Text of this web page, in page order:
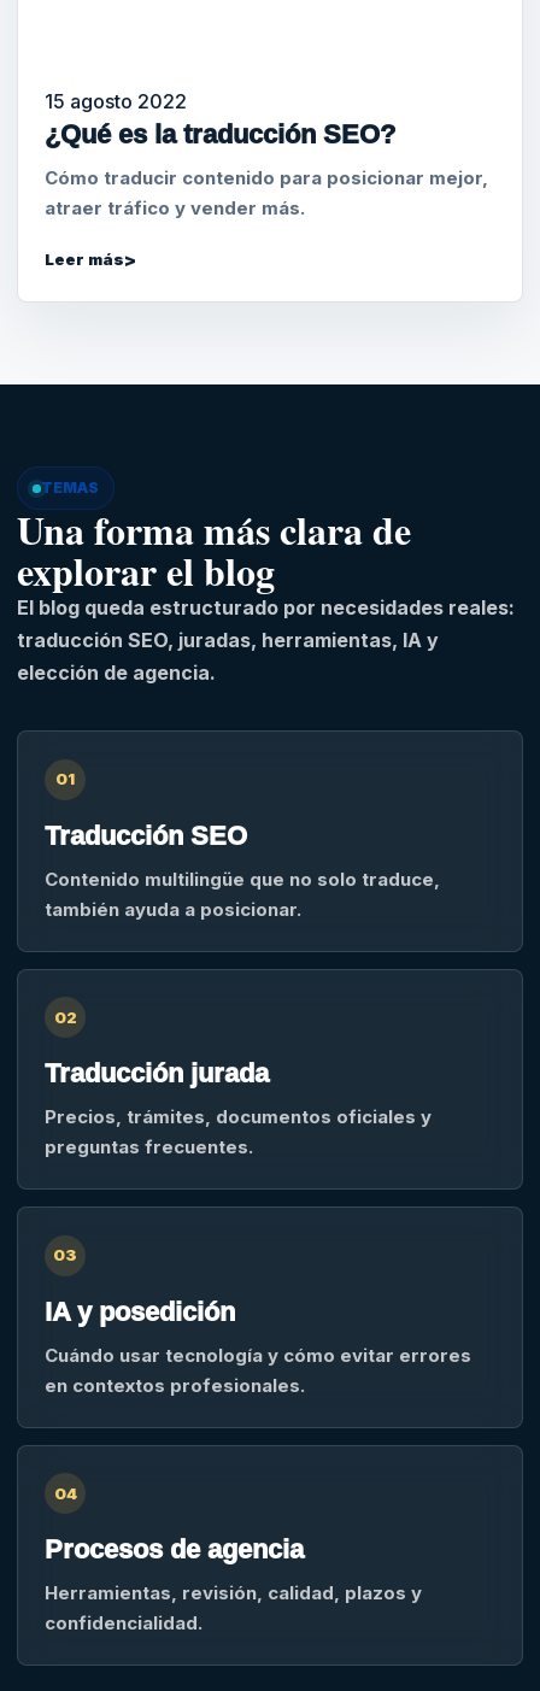
15 agosto 2022
¿Qué es la traducción SEO?
Cómo traducir contenido para posicionar mejor,
atraer tráfico y vender más.
Leer más
TEMAS
Una forma más clara de
explorar el blog
El blog queda estructurado por necesidades reales:
traducción SEO, juradas, herramientas, IA y
elección de agencia.
01
Traducción SEO
Contenido multilingüe que no solo traduce,
también ayuda a posicionar.
02
Traducción jurada
Precios, trámites, documentos oficiales y
preguntas frecuentes.
03
IA y posedición
Cuándo usar tecnología y cómo evitar errores
en contextos profesionales.
04
Procesos de agencia
Herramientas, revisión, calidad, plazos y
confidencialidad.